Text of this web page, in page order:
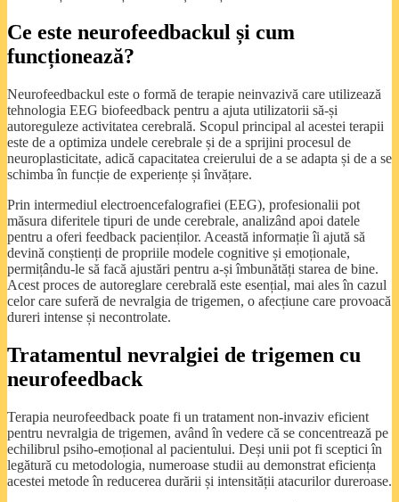
Ce este neurofeedbackul și cum
funcționează?
Neurofeedbackul este o formă de terapie neinvazivă care utilizează
tehnologia EEG biofeedback pentru a ajuta utilizatorii să-și
autoreguleze activitatea cerebrală. Scopul principal al acestei terapii
este de a optimiza undele cerebrale și de a sprijini procesul de
neuroplasticitate, adică capacitatea creierului de a se adapta și de a se
schimba în funcție de experiențe și învățare.
Prin intermediul electroencefalografiei (EEG), profesionalii pot
măsura diferitele tipuri de unde cerebrale, analizând apoi datele
pentru a oferi feedback pacienților. Această informație îi ajută să
devină conștienți de propriile modele cognitive și emoționale,
permițându-le să facă ajustări pentru a-și îmbunătăți starea de bine.
Acest proces de autoreglare cerebrală este esențial, mai ales în cazul
celor care suferă de nevralgia de trigemen, o afecțiune care provoacă
dureri intense și necontrolate.
Tratamentul nevralgiei de trigemen cu
neurofeedback
Terapia neurofeedback poate fi un tratament non-invaziv eficient
pentru nevralgia de trigemen, având în vedere că se concentrează pe
echilibrul psiho-emoțional al pacientului. Deși unii pot fi sceptici în
legătură cu metodologia, numeroase studii au demonstrat eficiența
acestei metode în reducerea durării și intensității atacurilor dureroase.